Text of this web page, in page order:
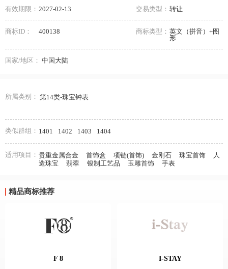
有效期限： 2027-02-13 交易类型： 转让
商标ID： 400138 商标类型： 英文（拼音）+图
形
国家/地区： 中国大陆
所属类别： 第14类-珠宝钟表
类似群组： 1401 1402 1403 1404
适用项目： 贵重金属合金 首饰盒 项链(首饰) 金刚石 珠宝首饰
人
造珠宝
翡翠 银制工艺品 玉雕首饰 手表
精品商标推荐
F 8 I-STAY